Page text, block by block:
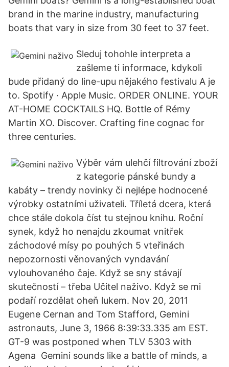
brand in the marine industry, manufacturing
boats that vary in size from 30 feet to 37 feet.
Sleduj tohohle interpreta a
zašleme ti informace, kdykoli
bude přidaný do line-upu nějakého festivalu A je
to. Spotify · Apple Music. ORDER ONLINE. YOUR
AT-HOME COCKTAILS HQ. Bottle of Rémy
Martin XO. Discover. Crafting fine cognac for
three centuries.
Výběr vám ulehčí filtrování zboží
z kategorie pánské bundy a
kabáty – trendy novinky či nejlépe hodnocené
výrobky ostatními uživateli. Tříletá dcera, která
chce stále dokola číst tu stejnou knihu. Roční
synek, když ho nenajdu zkoumat vnitřek
záchodové mísy po pouhých 5 vteřinách
nepozornosti věnovaných vyndavání
vylouhovaného čaje. Když se sny stávají
skutečností – třeba Učitel naživo. Když se mi
podaří rozdělat oheň lukem. Nov 20, 2011
Eugene Cernan and Tom Stafford, Gemini
astronauts, June 3, 1966 8:39:33.335 am EST.
GT-9 was postponed when TLV 5303 with
Agena Gemini sounds like a battle of minds, a